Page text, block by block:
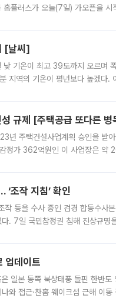
플러스가 오늘(7일) 가오픈을 시
[날씨]
낮 기온이 최고 39도까지 오르며
지역의 기온이 평년보다 높겠다
규제 [주택공급 또다른
년 주택건설사업계획 승인을 받
정가 362억원인 이 사업장은 약
‘조작 지침’ 확인
등을 수사 중인 검경 합동수사본
. 7일 국민참정권 침해 진상규명
업데이트
일본 동쪽 북상태풍 돌핀 한반도
접근·찬홈 웨이크섬 근해 이동